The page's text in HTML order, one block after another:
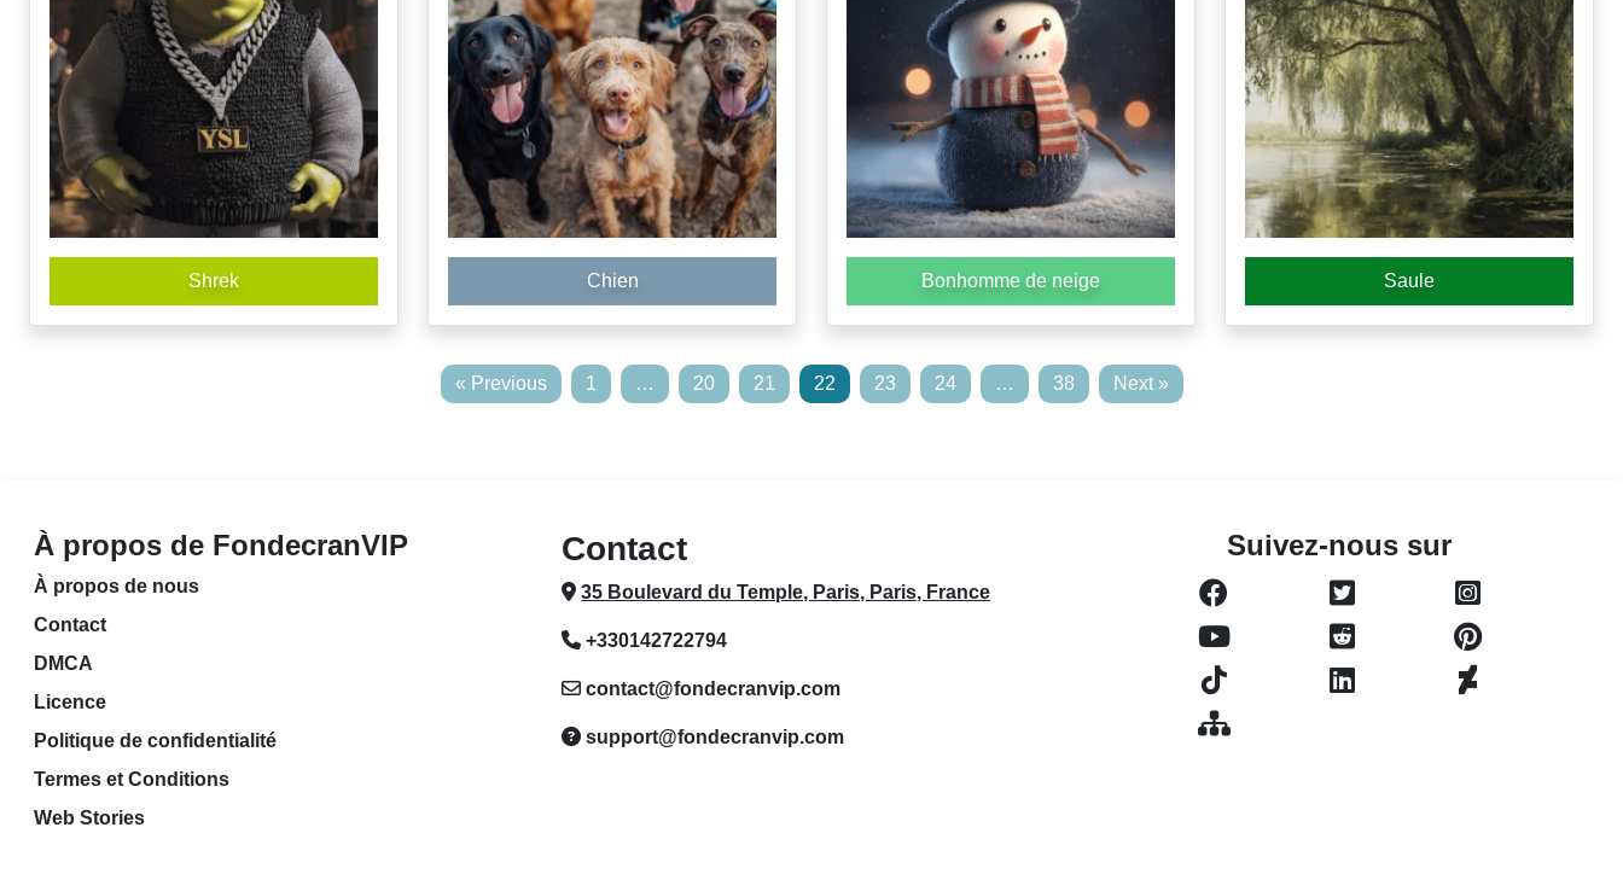
Shrek Chien Bonhomme de neige Saule
« Previous 1 … 20 21 22 23 24 … 38 Next »
À propos de FondecranVIP
À propos de nous
Contact
DMCA
Licence
Politique de confidentialité
Termes et Conditions
Web Stories
Contact
35 Boulevard du Temple, Paris, Paris, France
+330142722794
contact@fondecranvip.com
support@fondecranvip.com
Suivez-nous sur